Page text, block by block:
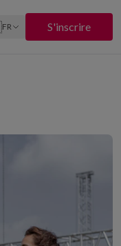
FR S'inscrire